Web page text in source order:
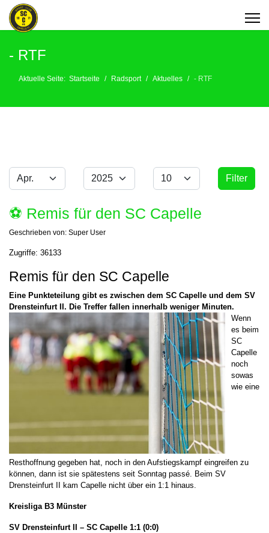
- RTF
Aktuelle Seite: Startseite Radsport Aktuelles - RTF
Filter
Monat Jahr Anzeige #
Filter
⚽️ Remis für den SC Capelle
Geschrieben von: Super User
Zugriffe: 36133
Remis für den SC Capelle
Eine Punkteteilung gibt es zwischen dem SC Capelle und dem SV
Drensteinfurt II. Die Treffer fallen innerhalb weniger Minuten.
Wenn
es beim
SC
Capelle
noch
sowas
wie eine
Resthoffnung gegeben hat, noch in den Aufstiegskampf eingreifen zu
können, dann ist sie spätestens seit Sonntag passé. Beim SV
Drensteinfurt II kam Capelle nicht über ein 1:1 hinaus.
Kreisliga B3 Münster
SV Drensteinfurt II – SC Capelle 1:1 (0:0)